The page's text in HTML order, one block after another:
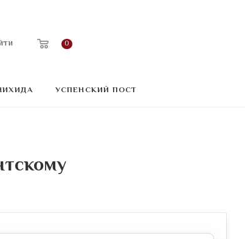
0
УСПЕНСКИЙ ПОСТ